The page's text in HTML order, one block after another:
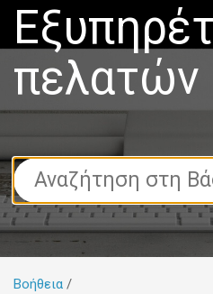
πελατών
Search
For
Βοήθεια